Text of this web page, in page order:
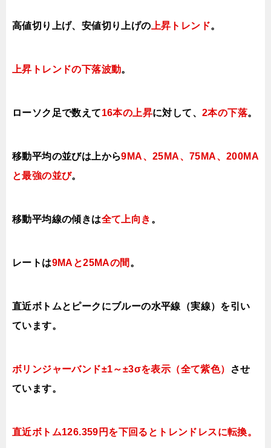
高値切り上げ、安値切り上げの 上昇トレンド。
上昇トレンドの下落波動。
ローソク足で数えて16本の上昇に対して、2本の下落。
移動平均の並びは上から9MA、25MA、75MA、200MA
と最強の並び。
移動平均線の傾きは全て 上向き 。
レートは9MAと25MAの間 。
直近ボトムとピークにブルーの水平線（実線）を引い
ています。
ボリンジャーバンド±1～±3σを表示（全て紫色）
させ
ています。
直近ボトム126.359円を下回ると トレンドレスに転換。